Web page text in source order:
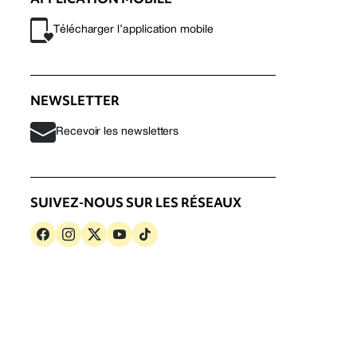
Télécharger l’application mobile
NEWSLETTER
Recevoir les newsletters
SUIVEZ-NOUS SUR LES RÉSEAUX